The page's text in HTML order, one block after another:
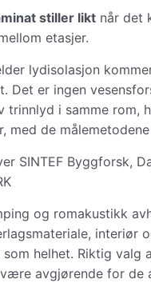
stiller likt når det
etasjer.
lydisolasjon
Det er ingen
trinnlyd i samme rom,
med de
SINTEF Byggforsk,
og romakustikk
interiør
helhet. Riktig valg
avgjørende for de